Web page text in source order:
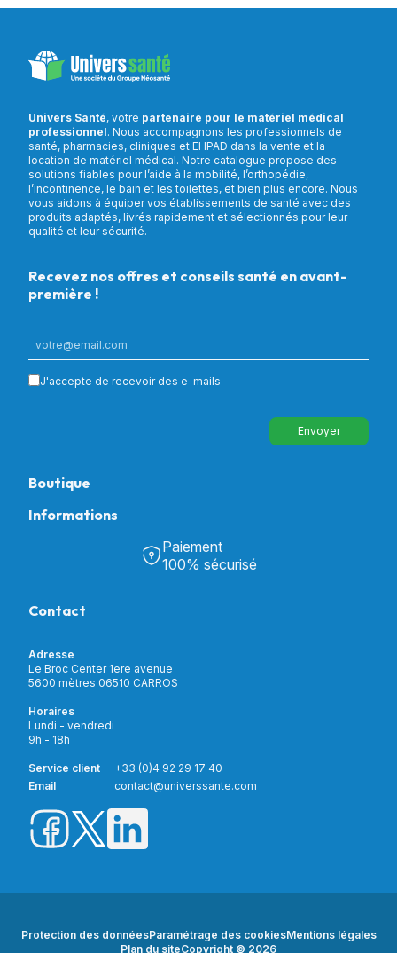
Univers Santé, votre partenaire pour le matériel médical
professionnel. Nous accompagnons les professionnels de
santé, pharmacies, cliniques et EHPAD dans la vente et la
location de matériel médical. Notre catalogue propose des
solutions fiables pour l’aide à la mobilité, l’orthopédie,
l’incontinence, le bain et les toilettes, et bien plus encore. Nous
vous aidons à équiper vos établissements de santé avec des
produits adaptés, livrés rapidement et sélectionnés pour leur
qualité et leur sécurité.
Recevez nos offres et conseils santé en avant-
première !
J'accepte de recevoir des e-mails
Envoyer
Boutique
Puériculture
Incontinence
Soins & Diagnostic
Aide à la mobilité
Matériel de location
Nouveautés
Promotions
Prix barrés
Informations
Découvrir Univers Santé
Notre catalogue
Mon compte
Livraison et paiement
Paiement
100% sécurisé
Contact
Adresse
Le Broc Center 1ere avenue
5600 mètres 06510 CARROS
Horaires
Lundi - vendredi
9h - 18h
Service client
+33 (0)4 92 29 17 40
Email
contact@universsante.com
Protection des donnéesParamétrage des cookiesMentions légales
Plan du siteCopyright © 2026